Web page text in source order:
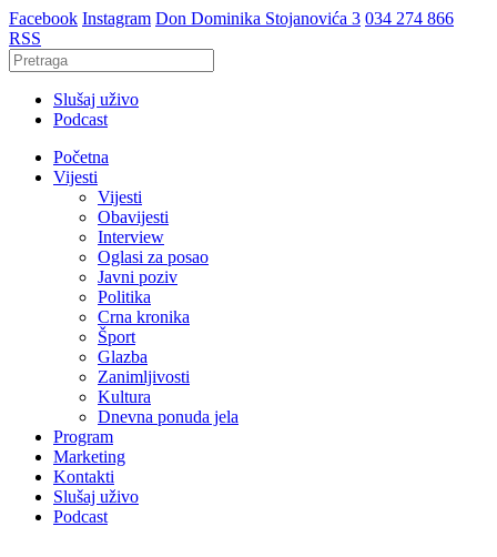
Facebook Instagram Don Dominika Stojanovića 3 034 274 866
RSS
Slušaj uživo
Podcast
Početna
Vijesti
Vijesti
Obavijesti
Interview
Oglasi za posao
Javni poziv
Politika
Crna kronika
Šport
Glazba
Zanimljivosti
Kultura
Dnevna ponuda jela
Program
Marketing
Kontakti
Slušaj uživo
Podcast